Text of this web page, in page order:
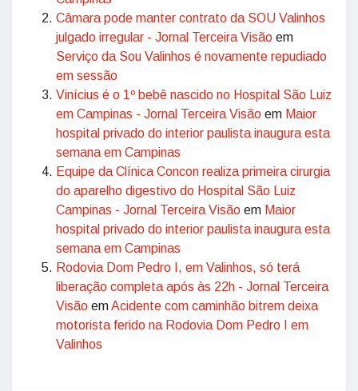
Câmara pode manter contrato da SOU Valinhos
julgado irregular - Jornal Terceira Visão em
Serviço da Sou Valinhos é novamente repudiado
em sessão
Vinícius é o 1º bebê nascido no Hospital São Luiz
em Campinas - Jornal Terceira Visão em Maior
hospital privado do interior paulista inaugura esta
semana em Campinas
Equipe da Clínica Concon realiza primeira cirurgia
do aparelho digestivo do Hospital São Luiz
Campinas - Jornal Terceira Visão em Maior
hospital privado do interior paulista inaugura esta
semana em Campinas
Rodovia Dom Pedro I, em Valinhos, só terá
liberação completa após às 22h - Jornal Terceira
Visão emAcidente com caminhão bitrem deixa
motorista ferido na Rodovia Dom Pedro I em
Valinhos